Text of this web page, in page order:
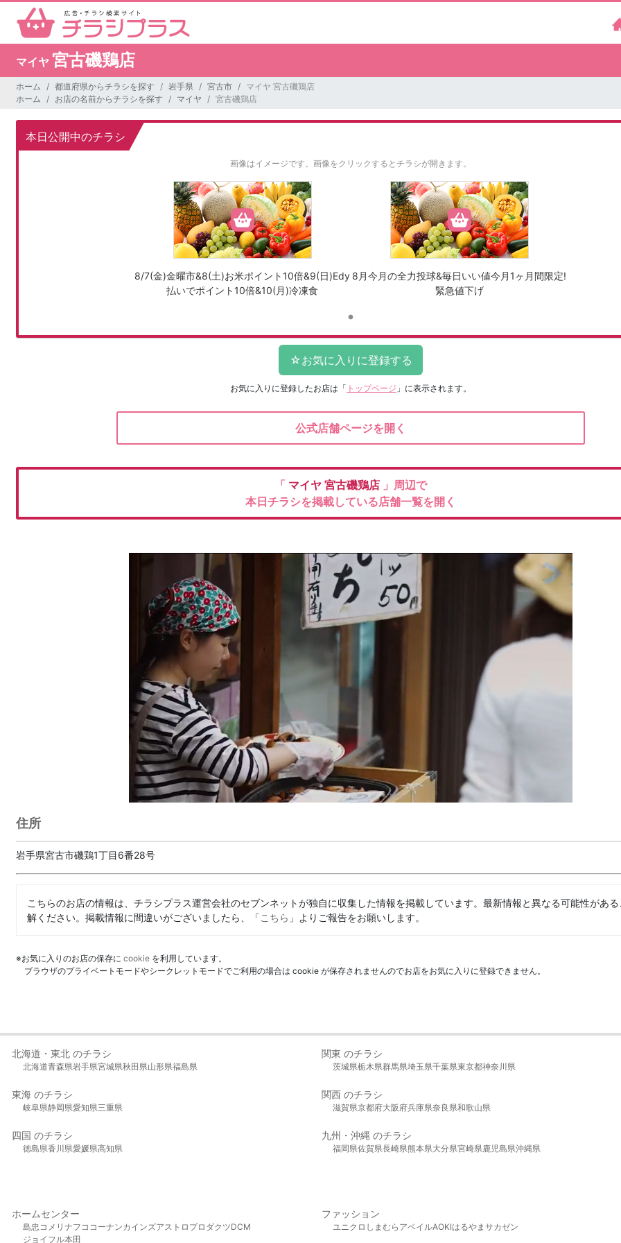
マイヤ 宮古磯鶏店
ホーム 都道府県からチラシを探す 岩手県 宮古市
マイヤ 宮古磯鶏店
ホーム
お店の名前からチラシを探す マイヤ 宮古磯鶏店
本日公開中のチラシ
画像はイメージです。 画像をクリックするとチラシが開きます。
8/7(金)金曜市&8(土)お米ポイント10倍&9(日)Edy
払いでポイント10倍&10(月)冷凍食
8月今月の全力投球&毎日いい値今月1ヶ月間限定!
緊急値下げ
お気に入りに登録したお店は 「 トップページ 」に表示されます。
公式店舗ページを開く
「 マイヤ 宮古磯鶏店 」周辺で
本日チラシを掲載している店舗一覧を開く
住所
岩手県宮古市磯鶏1丁目6番28号
こちらのお店の情報は、チラシプラス運営会社のセブンネットが独自に収集した情報を掲載しています。最新情報と異なる可能性があ
解ください。掲載情報に間違いがございましたら、「こちら 」よりご報告をお願いします。
※お気に入りのお店の保存に cookie を利用しています。
ブラウザのプライベートモードやシークレットモードでご利用の場合は cookie が保存されませんのでお店をお気に入りに登録できません。
北海道・東北 のチラシ
北海道青森県岩手県宮城県秋田県山形県福島県
関東 のチラシ
茨城県栃木県群馬県埼玉県千葉県東京都神奈川県
東海 のチラシ
岐阜県静岡県愛知県三重県
関西 のチラシ
滋賀県京都府大阪府兵庫県奈良県和歌山県
四国 のチラシ
徳島県香川県愛媛県高知県
九州・沖縄 のチラシ
福岡県佐賀県長崎県熊本県大分県宮崎県鹿児島県沖縄県
ホームセンター
島忠 コメリ ナフコ コーナンカインズアストロプロダクツDCM
ジョイフル本田
ファッション
ユニクロ しまむら アベイルAOKIはるやま サカゼン